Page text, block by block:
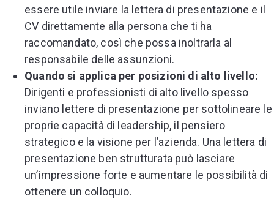
essere utile inviare la lettera di presentazione e il
CV direttamente alla persona che ti ha
raccomandato, così che possa inoltrarla al
responsabile delle assunzioni.
Quando si applica per posizioni di alto livello:
Dirigenti e professionisti di alto livello spesso
inviano lettere di presentazione per sottolineare le
proprie capacità di leadership, il pensiero
strategico e la visione per l’azienda. Una lettera di
presentazione ben strutturata può lasciare
un’impressione forte e aumentare le possibilità di
ottenere un colloquio.